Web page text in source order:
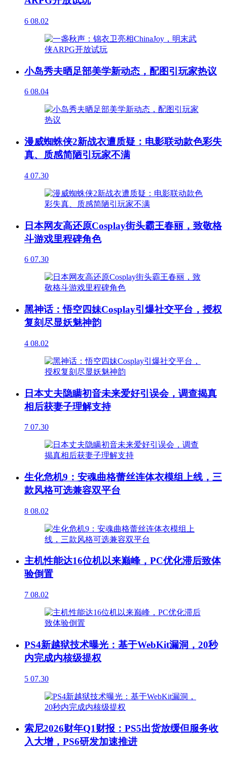
6 08.02
小岛秀夫晒足部美学新动态，配图引玩家热议
6 08.04
漫威蜘蛛侠2新战衣遭质疑：电影联动款色彩失
真、质感简陋引玩家不满
4 07.30
日本网友高还原Cosplay街头霸王春丽，致敬格
斗游戏里程碑角色
6 07.30
黑神话：悟空四妹Cosplay引爆社交平台，授权
复刻尽显妖魅神韵
4 08.02
日本丈夫隐瞒初音未来爱好引误会，调查揭真
相后获妻子理解支持
7 07.30
生化危机9：安魂曲格蕾丝连体衣模组上线，三
款风格可选兼容双平台
8 08.02
主机性能达16位机以来巅峰，PC优化滞后致体
验倒置
7 08.02
PS4新越狱技术曝光：基于WebKit漏洞，20秒
内完成内核级提权
5 07.30
索尼2026财年Q1财报：PS5出货放缓但服务收
入大增，PS6研发加速推进